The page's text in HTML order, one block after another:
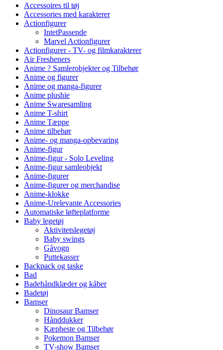
Accessoires til tøj
Accessories med karakterer
Actionfigurer
IntetPassende
Marvel Actionfigurer
Actionfigurer - TV- og filmkarakterer
Air Fresheners
Anime ? Samlerobjekter og Tilbehør
Anime og figurer
Anime og manga-figurer
Anime plushie
Anime Swaresamling
Anime T-shirt
Anime Tæppe
Anime tilbehør
Anime- og manga-opbevaring
Anime-figur
Anime-figur - Solo Leveling
Anime-figur samleobjekt
Anime-figurer
Anime-figurer og merchandise
Anime-klokke
Anime-Urelevante Accessories
Automatiske løfteplatforme
Baby legetøj
Aktivitetslegetøj
Baby swings
Gåvogn
Puttekasser
Backpack og taske
Bad
Badehåndklæder og kåber
Badetøj
Bamser
Dinosaur Bamser
Hånddukker
Kæpheste og Tilbehør
Pokemon Bamser
TV-show Bamser